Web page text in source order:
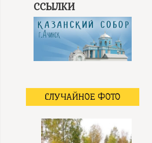
ССЫЛКИ
СЛУЧАЙНОЕ ФОТО